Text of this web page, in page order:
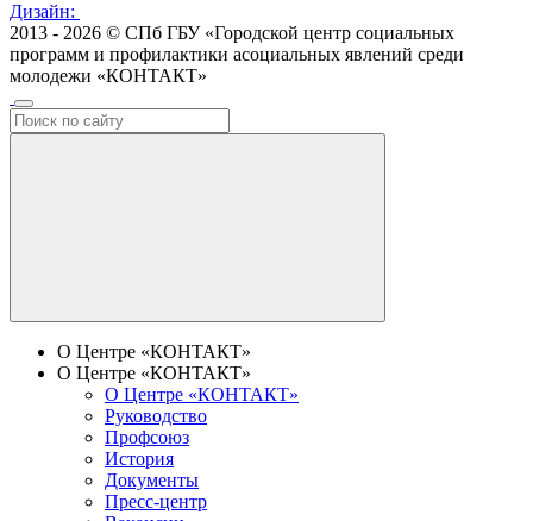
Дизайн:
2013 - 2026 © СПб ГБУ «Городской центр социальных
программ и профилактики асоциальных явлений среди
молодежи «КОНТАКТ»
О Центре «КОНТАКТ»
О Центре «КОНТАКТ»
О Центре «КОНТАКТ»
Руководство
Профсоюз
История
Документы
Пресс-центр